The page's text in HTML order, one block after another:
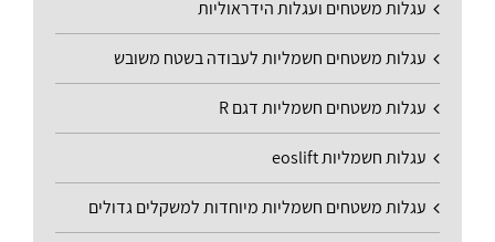
עגלות משטחים ועגלות הידראוליות
עגלות משטחים חשמליות לעבודה בשטח משובש
עגלות משטחים חשמליות דגם R
עגלות חשמליות eoslift
עגלות משטחים חשמליות מיוחדות למשקלים גדולים